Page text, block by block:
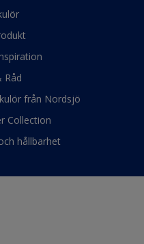
Råd
från Nordsjö
Collection
hållbarhet